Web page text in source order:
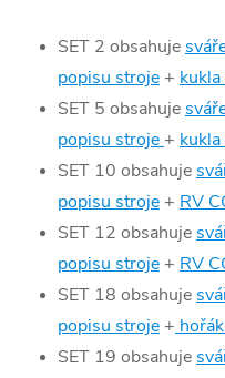
SET 2 obsahuje
popisu stroje +
SET 5 obsahuje
popisu stroje +
SET 10 obsahuje
popisu stroje + RV
SET 12 obsahuje
popisu stroje + RV
SET 18 obsahuje
popisu stroje +
SET 19 obsahuje